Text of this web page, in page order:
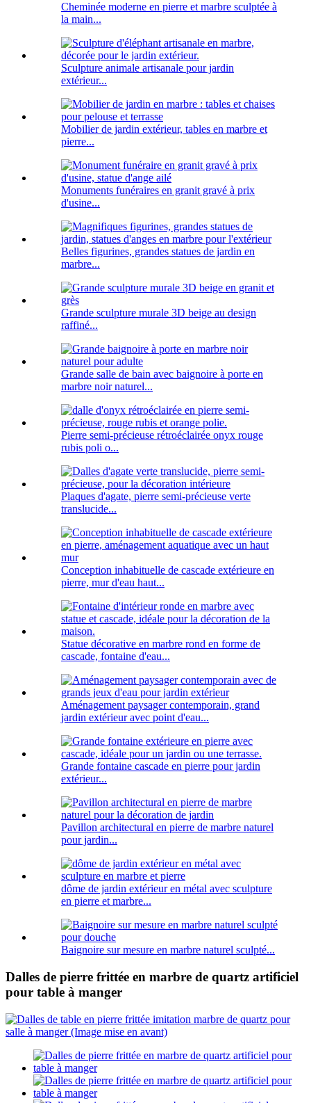
Cheminée moderne en pierre et marbre sculptée à
la main...
Sculpture animale artisanale pour jardin
extérieur...
Mobilier de jardin extérieur, tables en marbre et
pierre...
Monuments funéraires en granit gravé à prix
d'usine...
Belles figurines, grandes statues de jardin en
marbre...
Grande sculpture murale 3D beige au design
raffiné...
Grande salle de bain avec baignoire à porte en
marbre noir naturel...
Pierre semi-précieuse rétroéclairée onyx rouge
rubis poli o...
Plaques d'agate, pierre semi-précieuse verte
translucide...
Conception inhabituelle de cascade extérieure en
pierre, mur d'eau haut...
Statue décorative en marbre rond en forme de
cascade, fontaine d'eau...
Aménagement paysager contemporain, grand
jardin extérieur avec point d'eau...
Grande fontaine cascade en pierre pour jardin
extérieur...
Pavillon architectural en pierre de marbre naturel
pour jardin...
dôme de jardin extérieur en métal avec sculpture
en pierre et marbre...
Baignoire sur mesure en marbre naturel sculpté...
Dalles de pierre frittée en marbre de quartz artificiel
pour table à manger